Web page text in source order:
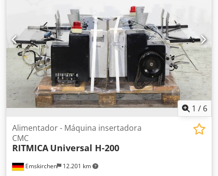
1 / 6
Emskirchen 12.201 km
Alimentador - Máquina insertadora
CMC
RITMICA Universal H-200